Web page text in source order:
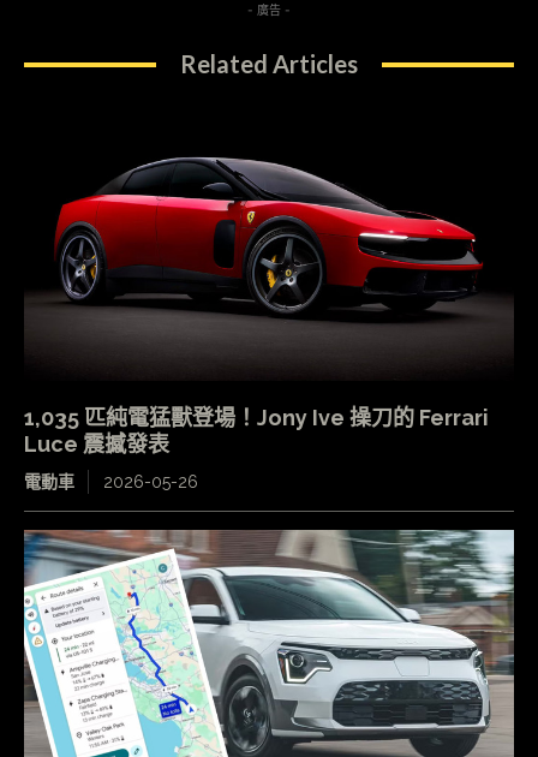
- 廣告 -
Related Articles
1,035 匹純電猛獸登場！Jony Ive 操刀的 Ferrari
Luce 震撼發表
電動車 2026-05-26